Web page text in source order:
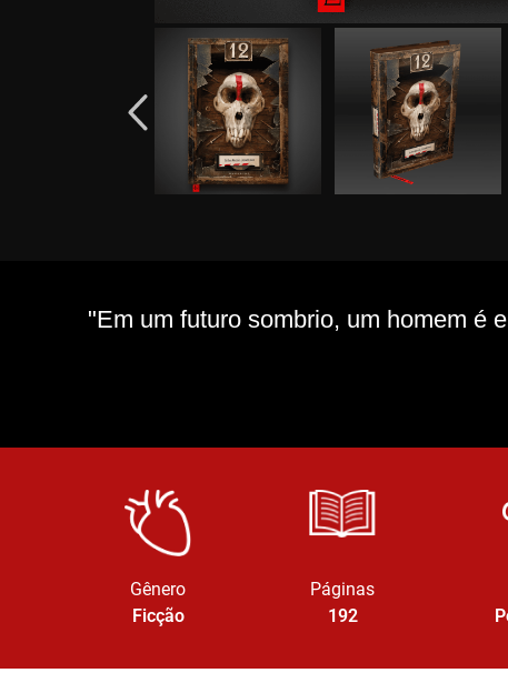
"Em um futuro sombrio, um homem é
Gênero
Ficção
Páginas
192